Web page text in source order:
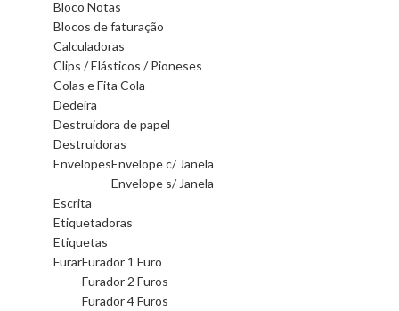
Bloco Notas
Blocos de faturação
Calculadoras
Clips / Elásticos / Pioneses
Colas e Fita Cola
Dedeira
Destruidora de papel
Destruidoras
EnvelopesEnvelope c/ Janela
Envelope s/ Janela
Escrita
Etiquetadoras
Etiquetas
FurarFurador 1 Furo
Furador 2 Furos
Furador 4 Furos